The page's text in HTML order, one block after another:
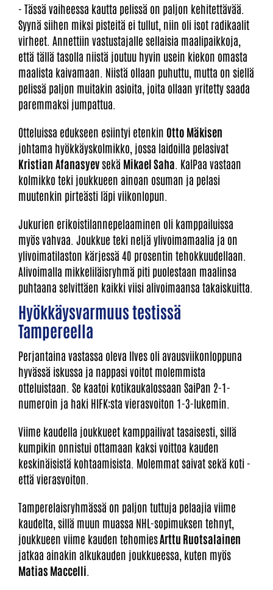
- Tässä vaiheessa kautta pelissä on paljon kehitettävää.
Syynä siihen miksi pisteitä ei tullut, niin oli isot radikaalit
virheet. Annettiin vastustajalle sellaisia maalipaikkoja,
että tällä tasolla niistä joutuu hyvin usein kiekon omasta
maalista kaivamaan. Niistä ollaan puhuttu, mutta on siellä
pelissä paljon muitakin asioita, joita ollaan yritetty saada
paremmaksi jumpattua.
Otteluissa edukseen esiintyi etenkin Otto Mäkisen
johtama hyökkäyskolmikko, jossa laidoilla pelasivat
Kristian Afanasyevsekä Mikael Saha . KalPaa vastaan
kolmikko teki joukkueen ainoan osuman ja pelasi
muutenkin pirteästi läpi viikonlopun.
Jukurien erikoistilannepelaaminen oli kamppailuissa
myös vahvaa. Joukkue teki neljä ylivoimamaalia ja on
ylivoimatilaston kärjessä 40 prosentin tehokkuudellaan.
Alivoimalla mikkeliläisryhmä piti puolestaan maalinsa
puhtaana selvittäen kaikki viisi alivoimaansa takaiskuitta.
Hyökkäysvarmuus testissä
Tampereella
Perjantaina vastassa oleva Ilves oli avausviikonloppuna
hyvässä iskussa ja nappasi voitot molemmista
otteluistaan. Se kaatoi kotikaukalossaan SaiPan 2-1-
numeroin ja haki HIFK:sta vierasvoiton 1-3-lukemin.
Viime kaudella joukkueet kamppailivat tasaisesti, sillä
kumpikin onnistui ottamaan kaksi voittoa kauden
keskinäisistä kohtaamisista. Molemmat saivat sekä koti -
että vierasvoiton.
Tamperelaisryhmässä on paljon tuttuja pelaajia viime
kaudelta, sillä muun muassa NHL-sopimuksen tehnyt,
joukkueen viime kauden tehomiesArttu Ruotsalainen
jatkaa ainakin alkukauden joukkueessa, kuten myös
Matias Maccelli